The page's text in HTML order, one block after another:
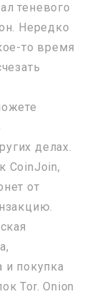
теневого
Нередко
то время
делах.
CoinJoin,
от
и покупка
Tor. Onion